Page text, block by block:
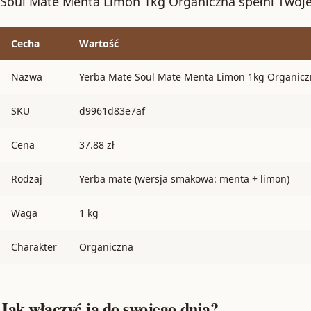
Cecha Wartość
Nazwa Yerba Mate Soul Mate Menta Limon 1kg
SKU d9961d83e7af
Cena 37.88 zł
Rodzaj Yerba mate (wersja smakowa: menta + limon)
Waga 1 kg
Charakter Organiczna